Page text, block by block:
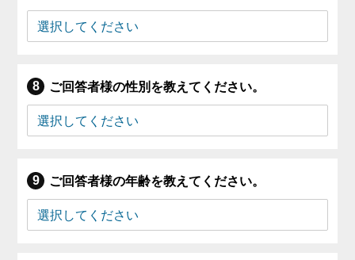
ご回答者様の性別を教えてください。
ご回答者様の年齢を教えてください。